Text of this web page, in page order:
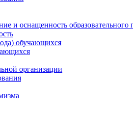
и оснащенность образовательного
обучающихся
организации